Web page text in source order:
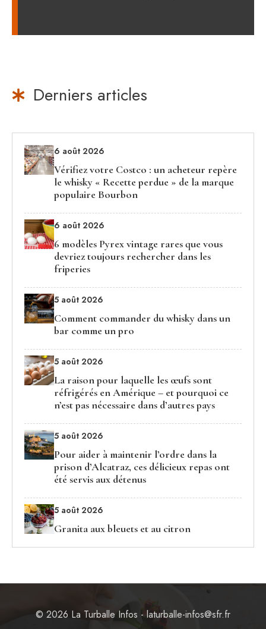
Derniers articles
6 août 2026
Vérifiez votre Costco : un acheteur repère
le whisky « Recette perdue » de la marque
populaire Bourbon
6 août 2026
6 modèles Pyrex vintage rares que vous
devriez toujours rechercher dans les
friperies
5 août 2026
Comment commander du whisky dans un
bar comme un pro
5 août 2026
La raison pour laquelle les œufs sont
réfrigérés en Amérique – et pourquoi ce
n’est pas nécessaire dans d’autres pays
5 août 2026
Pour aider à maintenir l’ordre dans la
prison d’Alcatraz, ces délicieux repas ont
été servis aux détenus
5 août 2026
Granita aux bleuets et au citron
© 2026 La Turballe Infos - laturballe-infos@sfr.fr